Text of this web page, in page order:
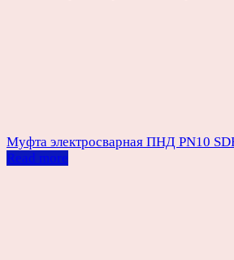
Муфта электросварная ПНД PN10
Read more